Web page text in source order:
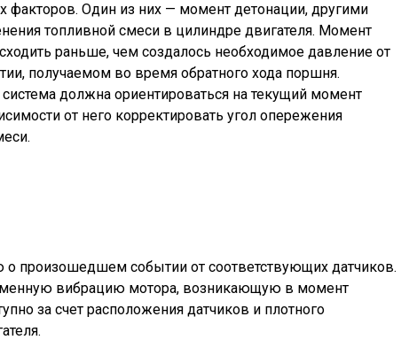
факторов. Один из них — момент детонации, другими
топливной смеси в цилиндре двигателя. Момент
раньше, чем создалось необходимое давление от
получаемом во время обратного хода поршня.
должна ориентироваться на текущий момент
от него корректировать угол опережения
произошедшем событии от соответствующих датчиков.
вибрацию мотора, возникающую в момент
за счет расположения датчиков и плотного